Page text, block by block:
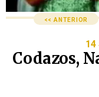
<< ANTERIOR
14
Codazos,